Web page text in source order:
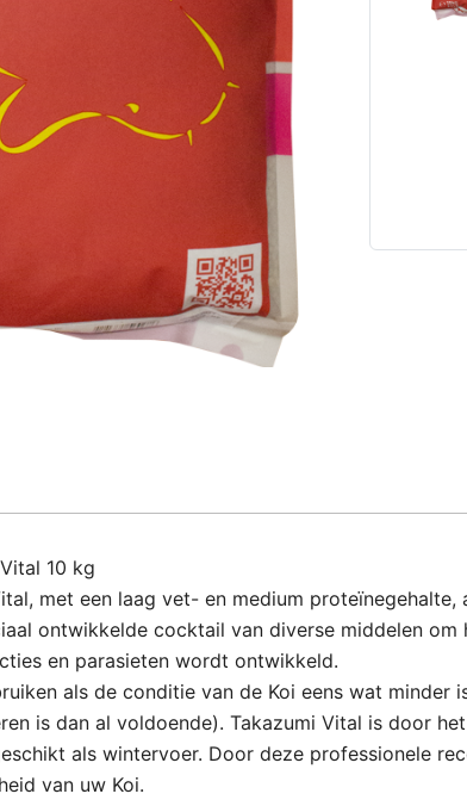
10 kg
met een laag vet- en medium
ontwikkelde cocktail van diverse middelen
en parasieten wordt ontwikkeld.
als de conditie van de Koi eens wat minder
is dan al voldoende). Takazumi Vital is door
als wintervoer. Door deze professionele
van uw Koi.